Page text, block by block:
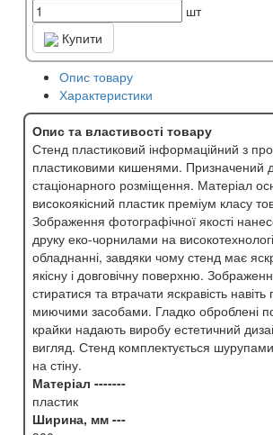
шт
Купити
Опис товару
Характеристики
Опис та властивості товару
Стенд пластиковий інформаційний з
пластиковими кишенями. Призначений
стаціонарного розміщення. Матеріал
високоякісний пластик преміум класу
Зображення фотографічної якості
друку еко-чорнилами на
обладнанні, завдяки чому стенд має
якісну і довговічну поверхню.
стиратися та втрачати яскравість навіть
миючими засобами. Гладко оброблені по
крайки надають виробу естетичний
вигляд. Стенд комплектується
на стіну.
Матеріал -------
пластик
Ширина, мм ---